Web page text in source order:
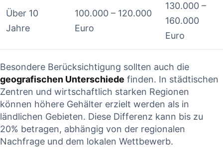
Über‍ 10
Jahre
100.000 – 120.000
Euro
130.000 –
‌160.000
Euro
Besondere Berücksichtigung ‍sollten ⁣auch die
geografischen Unterschiede finden. In städtischen
Zentren ⁢und⁣ wirtschaftlich ​starken​ Regionen⁣
können höhere Gehälter ⁣erzielt werden als in
ländlichen⁤ Gebieten.‍ Diese Differenz kann bis zu
20% betragen, abhängig von⁢ der ‍regionalen
⁢Nachfrage und dem lokalen Wettbewerb.